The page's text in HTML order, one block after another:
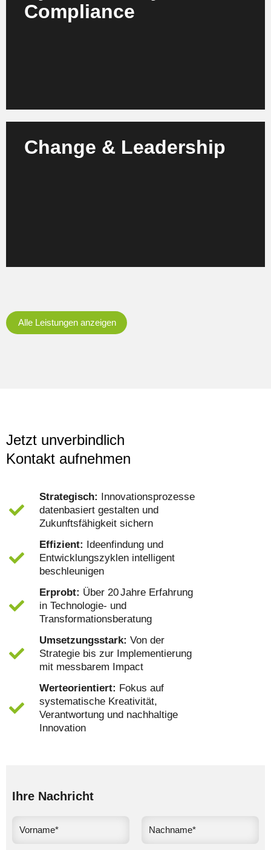
Compliance
Der Einsatz von KI in Innovationsprozessen
erfordert Datensicherheit und Governance. Wir
schaffen Rahmenwerke für Datenschutz,
Change & Leadership
Wir fördern die Kultur des kontinuierlichen Wandels.
Alle Leistungen anzeigen
Jetzt unverbindlich
Kontakt aufnehmen
Strategisch: Innovationsprozesse
datenbasiert gestalten und
Zukunftsfähigkeit sichern
Effizient: Ideenfindung und
Entwicklungszyklen intelligent
beschleunigen
Erprobt: Über 20 Jahre Erfahrung
in Technologie- und
Transformationsberatung
Umsetzungsstark: Von der
Strategie bis zur Implementierung
mit messbarem Impact
Werteorientiert: Fokus auf
systematische Kreativität,
Verantwortung und nachhaltige
Innovation
Ihre Nachricht